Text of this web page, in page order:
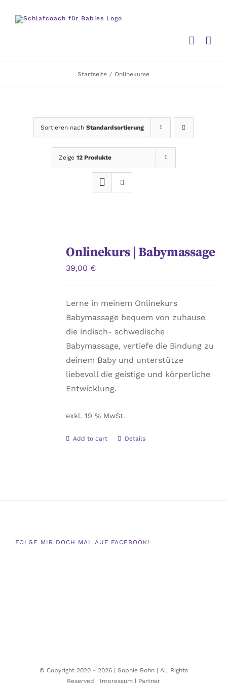
Inhalt
Startseite / Onlinekurse
Sortieren nach Standardsortierung
Zeige 12 Produkte
Onlinekurs | Babymassage
39,00 €
Lerne in meinem Onlinekurs
Babymassage bequem von zuhause
die indisch- schwedische
Babymassage, vertiefe die Bindung zu
deinem Baby und unterstütze
liebevoll die geistige und körperliche
Entwicklung.
exkl. 19 % MwSt.
Add to cart Details
FOLGE MIR DOCH MAL AUF FACEBOOK!
© Copyright 2020 - 2026 | Sophie Bohn | All Rights
Reserved | Impressum | Partner